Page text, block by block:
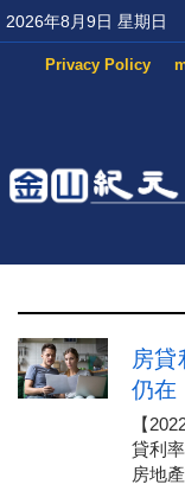
2026年8月9日 星期日
Privacy Policy
房貸
仍在
【
貸利
房地